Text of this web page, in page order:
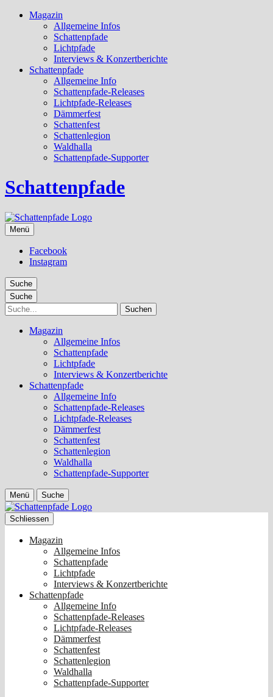
Magazin
Allgemeine Infos
Schattenpfade
Lichtpfade
Interviews & Konzertberichte
Schattenpfade
Allgemeine Info
Schattenpfade-Releases
Lichtpfade-Releases
Dämmerfest
Schattenfest
Schattenlegion
Waldhalla
Schattenpfade-Supporter
Schattenpfade
Menü
Facebook
Instagram
Suche
Suche
Suche
Magazin
Allgemeine Infos
Schattenpfade
Lichtpfade
Interviews & Konzertberichte
Schattenpfade
Allgemeine Info
Schattenpfade-Releases
Lichtpfade-Releases
Dämmerfest
Schattenfest
Schattenlegion
Waldhalla
Schattenpfade-Supporter
Menü Suche
Schliessen
Magazin
Allgemeine Infos
Schattenpfade
Lichtpfade
Interviews & Konzertberichte
Schattenpfade
Allgemeine Info
Schattenpfade-Releases
Lichtpfade-Releases
Dämmerfest
Schattenfest
Schattenlegion
Waldhalla
Schattenpfade-Supporter